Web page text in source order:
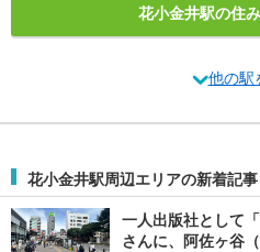
花小金井駅の住
他の駅
花小金井駅周辺エリアの新着記事
一人出版社として
さんに、阿佐ヶ谷